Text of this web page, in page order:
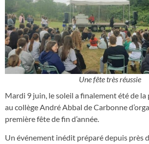
Une fête très réussie
Mardi 9 juin, le soleil a finalement été de
au collège André Abbal de Carbonne
première fête de fin d’année.
Un événement inédit préparé depuis près